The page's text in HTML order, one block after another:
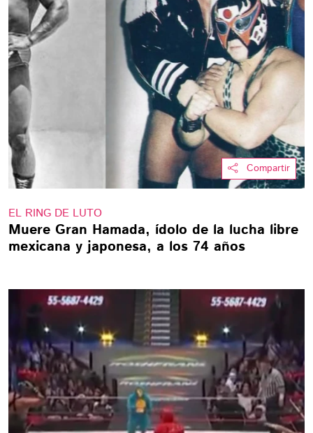
Compartir
EL RING DE LUTO
Muere Gran Hamada, ídolo de la lucha libre
mexicana y japonesa, a los 74 años